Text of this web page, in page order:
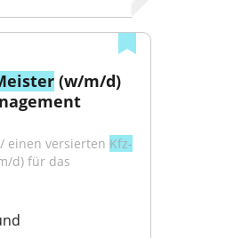
(w/m/d)
einen versierten Kfz-
d) für das